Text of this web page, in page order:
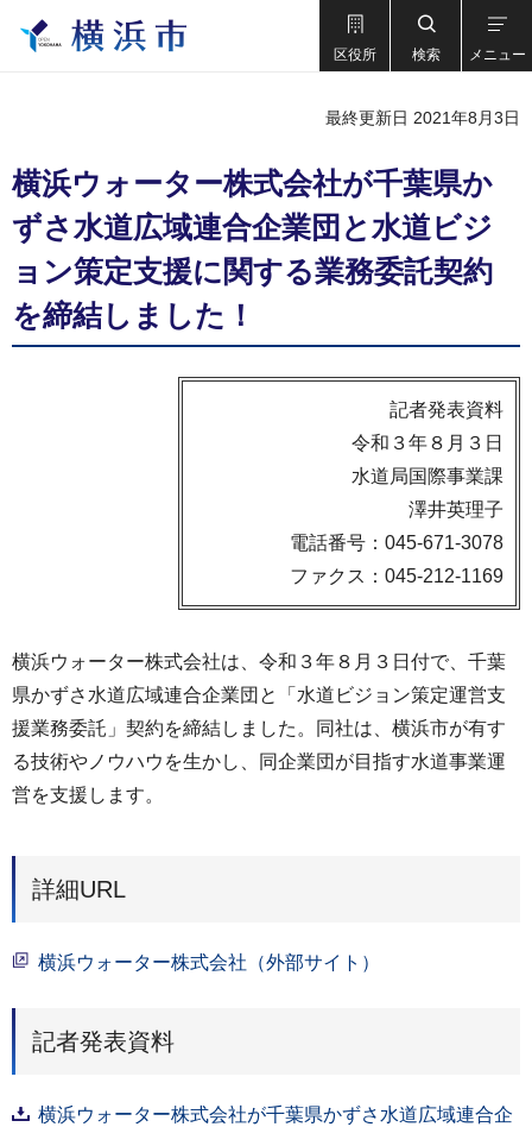
区役所 検索 メニュー
最終更新日 2021年8月3日
横浜ウォーター株式会社が千葉県か
ずさ水道広域連合企業団と水道ビジ
ョン策定支援に関する業務委託契約
を締結しました！
記者発表資料
令和３年８月３日
水道局国際事業課
澤井英理子
電話番号：045-671-3078
ファクス：045-212-1169
横浜ウォーター株式会社は、令和３年８月３日付で、千葉
県かずさ水道広域連合企業団と「水道ビジョン策定運営支
援業務委託」契約を締結しました。同社は、横浜市が有す
る技術やノウハウを生かし、同企業団が目指す水道事業運
営を支援します。
詳細URL
横浜ウォーター株式会社（外部サイト）
記者発表資料
横浜ウォーター株式会社が千葉県かずさ水道広域連合企